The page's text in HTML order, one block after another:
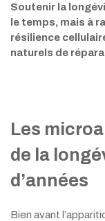
Soutenir la
le temps, mais à
résilience
naturels de
Les
de la
d’années
Bien avant